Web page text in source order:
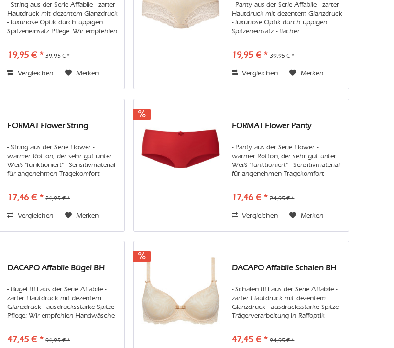
- String aus der Serie Affabile - zarter
Hautdruck mit dezentem Glanzdruck
- luxuriöse Optik durch üppigen
Spitzeneinsatz Pflege: Wir empfehlen
Vermeiden Sie bitte...
19,95 € * 39,95 € *
Vergleichen Merken
- Panty aus der Serie Affabile - zarter
Hautdruck mit dezentem Glanzdruck
- luxuriöse Optik durch üppigen
Spitzeneinsatz - flacher
den Feinwaschgang im
19,95 € * 39,95 € *
Vergleichen Merken
FORMAT Flower String
- String aus der Serie Flower -
warmer Rotton, der sehr gut unter
Weiß "funktioniert" - Sensitivmaterial
für angenehmen Tragekomfort
Feinwaschgang im Wäschenetz.
17,46 € * 24,95 € *
Vergleichen Merken
FORMAT Flower Panty
- Panty aus der Serie Flower -
warmer Rotton, der sehr gut unter
Weiß "funktioniert" - Sensitivmaterial
für angenehmen Tragekomfort
Feinwaschgang im Wäschenetz.
17,46 € * 24,95 € *
Vergleichen Merken
DACAPO Affabile Bügel BH
- Bügel BH aus der Serie Affabile -
zarter Hautdruck mit dezentem
Glanzdruck - ausdrucksstarke Spitze
Pflege: Wir empfehlen Handwäsche
Vermeiden Sie bitte Weichspüler und
47,45 € * 94,95 € *
DACAPO Affabile Schalen BH
- Schalen BH aus der Serie Affabile -
zarter Hautdruck mit dezentem
Glanzdruck - ausdrucksstarke Spitze -
Trägerverarbeitung in Raffoptik
Feinwaschgang im Wäschenetz.
47,45 € * 94,95 € *